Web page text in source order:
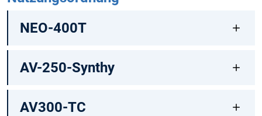
NEO-400T
AV-250-Synthy
AV300-TC